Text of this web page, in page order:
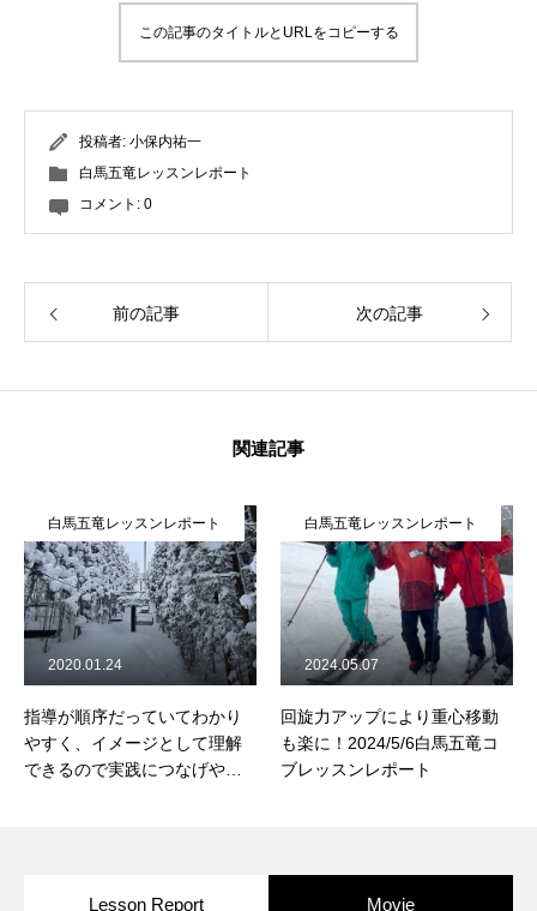
この記事のタイトルとURLをコピーする
投稿者: 小保内祐一
白馬五竜レッスンレポート
コメント: 0
前の記事 次の記事
関連記事
白馬五竜レッスンレポート
指導が順序だっていてわかり
やすく、イメージとして理解
できるので実践につなげやす
2020.01.24
白馬五竜レッスンレポート
回旋力アップにより重心移動
も楽に！2024/5/6白馬五竜コ
ブレッスンレポート
2024.05.07
Lesson Report Movie